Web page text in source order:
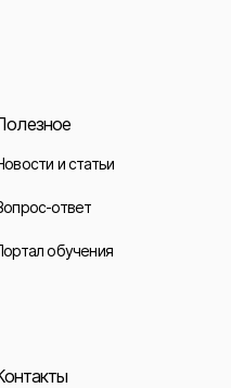
и статьи
ответ
обучения